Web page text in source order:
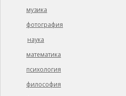
музика
фотография
наука
математика
психология
философия